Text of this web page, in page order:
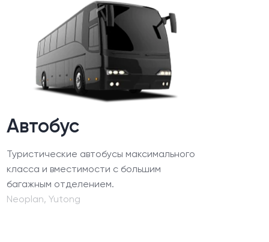
Автобус
Туристические автобусы максимального
класса и вместимости с большим
багажным отделением.
Neoplan, Yutong